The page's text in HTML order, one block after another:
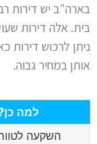
בארה"ב יש דירות
בית. אלה דירות
ניתן לרכוש דירות
אותן במחיר גבוה.
למה
השקעה